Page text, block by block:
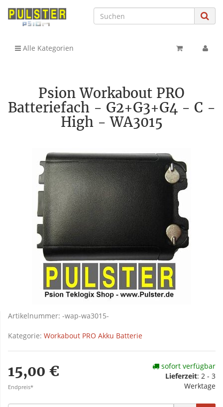
Alle Kategorien
Psion Workabout PRO
Batteriefach - G2+G3+G4 - C -
High - WA3015
Artikelnummer: -wap-wa3015-
Kategorie: Workabout PRO Akku Batterie
15,00 €
Endpreis*
sofort verfügbar
Lieferzeit: 2 - 3
Werktage